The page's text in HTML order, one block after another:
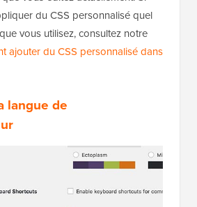
du CSS personnalisé quel
vous utilisez, consultez notre
ajouter du CSS personnalisé dans
langue de